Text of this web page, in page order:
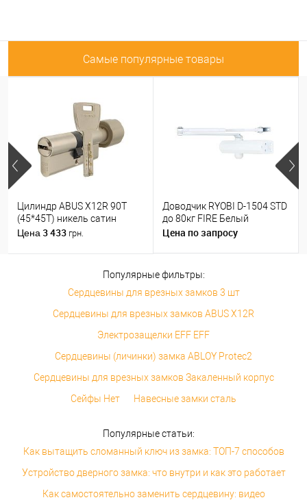
Самые популярные товары
Цилиндр ABUS X12R 90T
(45*45T) никель сатин
Цена 3 433 грн.
Доводчик RYOBI D-1504 STD
до 80кг FIRE Белый
Цена по запросу
Популярные фильтры:
Сердцевины для врезных замков 3 шт
Сердцевины для врезных замков ABUS X12R
Электрозащелки EFF EFF
Сердцевины (личинки) замка ABLOY Protec2
Сердцевины для врезных замков Закаленный корпус
Сейфы Нет
Навесные замки сталь
Популярные статьи:
Как вытащить сломанный ключ из замка: ТОП-7 способов
Устройство дверного замка: что внутри и как это работает
Как самостоятельно заменить сердцевину: видео